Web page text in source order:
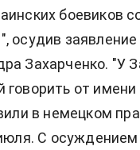
боевиков
осудив заявление
Захарченко. "У
говорить от имени
в немецком
С